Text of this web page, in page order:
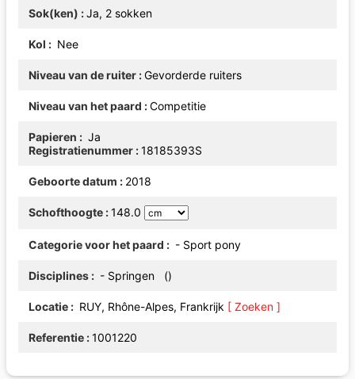
Sok(ken) Ja, 2 sokken
Kol Nee
Niveau van de ruiter Gevorderde ruiters
Niveau van het paard Competitie
Papieren
Ja
Registratienummer 18185393S
Geboorte datum 2018
Schofthoogte 148.0
Categorie voor het paard - Sport pony
Disciplines - Springen ()
Locatie RUY, Rhône-Alpes, Frankrijk [ Zoeken ]
Referentie 1001220